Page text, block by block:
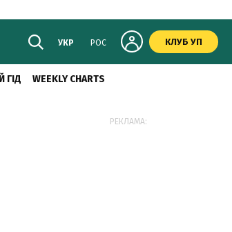
УКР РОС КЛУБ УП
ГІД WEEKLY CHARTS
РЕКЛАМА: